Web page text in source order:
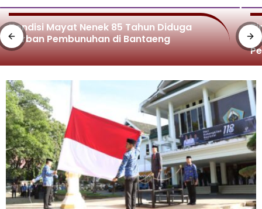
Kondisi Mayat Nenek 85 Tahun Diduga
Korban Pembunuhan di Bantaeng